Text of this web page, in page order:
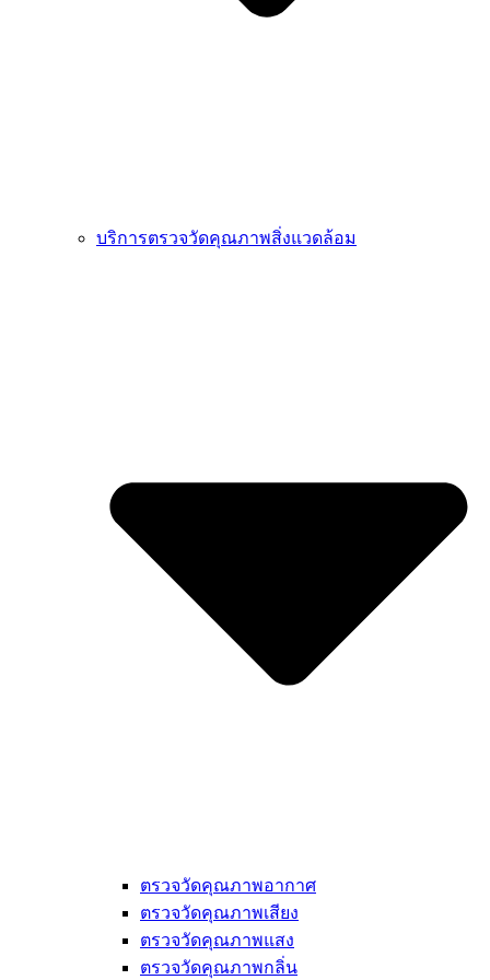
บริการตรวจวัดคุณภาพสิ่งแวดล้อม
ตรวจวัดคุณภาพอากาศ
ตรวจวัดคุณภาพเสียง
ตรวจวัดคุณภาพแสง
ตรวจวัดคุณภาพกลิ่น